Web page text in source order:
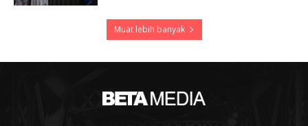
Muat lebih banyak